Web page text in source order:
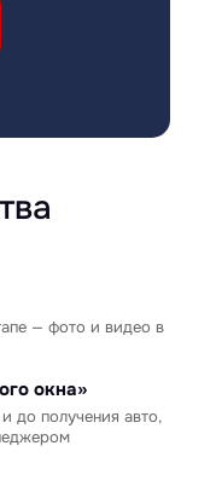
— фото и видео в
окна»
до получения авто,